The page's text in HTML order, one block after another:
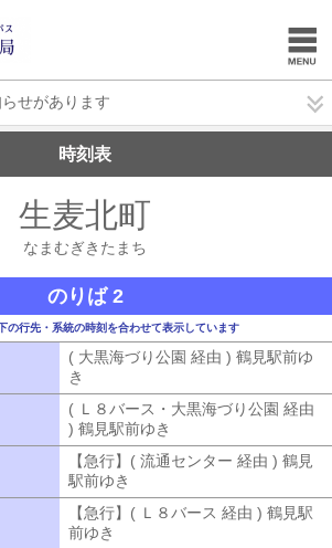
せがあります
時刻表
生麦北町
なまむぎきたまち
のりば 2
の行先・系統の時刻を合わせて表示しています
( 大黒海づり公園 経由 ) 鶴見駅前ゆ
き
( Ｌ８バース・大黒海づり公園 経由
) 鶴見駅前ゆき
【急行】( 流通センター 経由 ) 鶴見
駅前ゆき
【急行】( Ｌ８バース 経由 ) 鶴見駅
前ゆき